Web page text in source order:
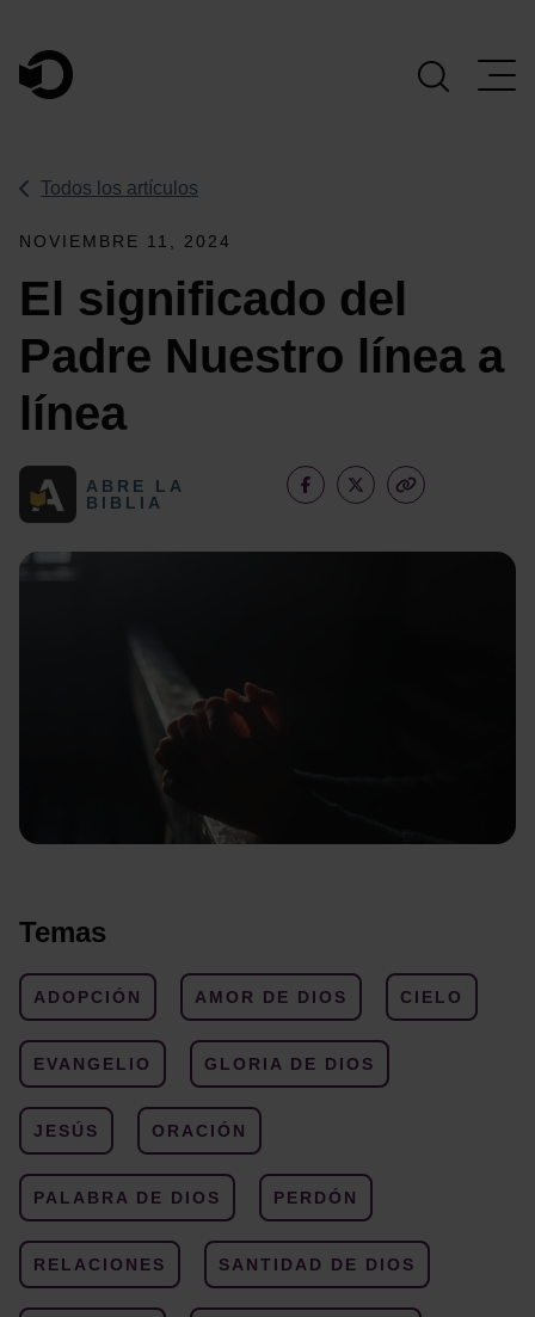
Navegación Principal
Todos los artículos
NOVIEMBRE 11, 2024
El significado del
Padre Nuestro línea a
línea
ABRE LA
BIBLIA
Temas
ADOPCIÓN AMOR DE DIOS CIELO
EVANGELIO GLORIA DE DIOS
JESÚS ORACIÓN
PALABRA DE DIOS PERDÓN
RELACIONES SANTIDAD DE DIOS